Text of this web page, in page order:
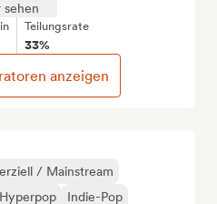
/ Mainstream
Hyperpop
Indie-Pop
sehen
Teilungsrate
33%
anzeigen